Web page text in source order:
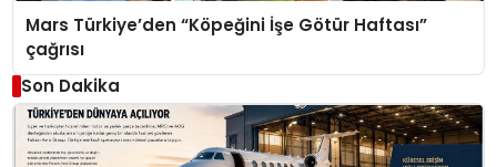
Mars Türkiye’den “Köpeğini İşe Götür Haftası”
çağrısı
Son Dakika